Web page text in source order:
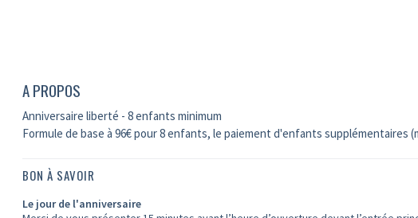
A PROPOS
Anniversaire liberté - 8 enfants minimum
Formule de base à 96€ pour 8 enfants, le paiement d'enfants supplémentaires
BON À SAVOIR
Le jour de l'anniversaire